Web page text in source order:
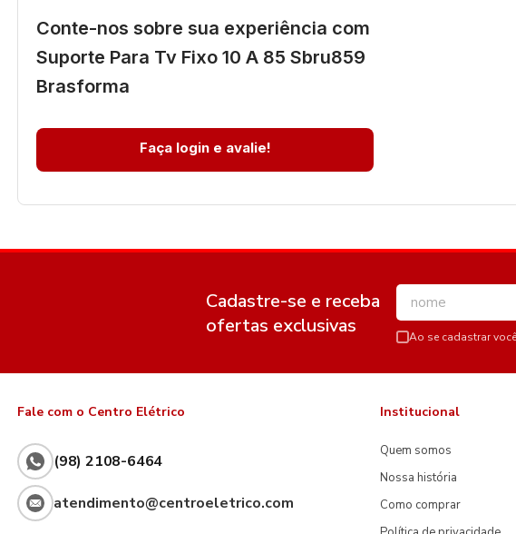
Conte-nos sobre sua experiência com
Suporte Para Tv Fixo 10 A 85 Sbru859
Brasforma
Faça login e avalie!
Cadastre-se e receba
ofertas exclusivas
Ao se cadastrar
Fale com o Centro Elétrico
(98) 2108-6464
atendimento@centroeletrico.com
Institucional
Quem somos
Nossa história
Como comprar